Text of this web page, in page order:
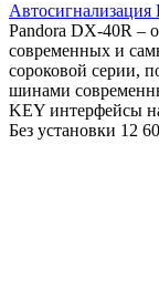
Автосигнализация
Pandora DX-40R –
современных и
сороковой серии,
шинами
KEY интерфейсы
Без установки 12